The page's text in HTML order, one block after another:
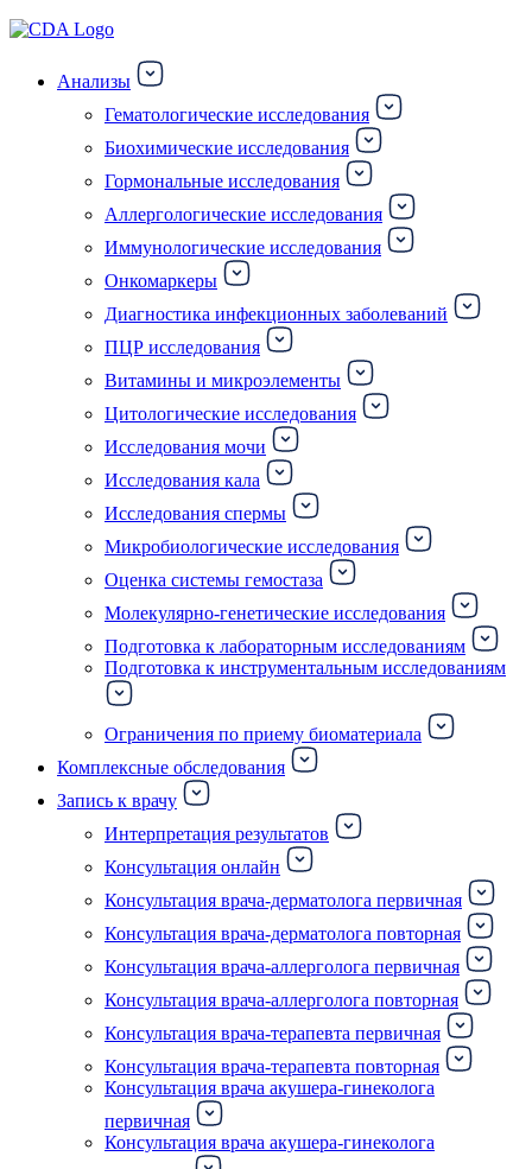
Анализы
Гематологические исследования
Биохимические исследования
Гормональные исследования
Аллергологические исследования
Иммунологические исследования
Онкомаркеры
Диагностика инфекционных заболеваний
ПЦР исследования
Витамины и микроэлементы
Цитологические исследования
Исследования мочи
Исследования кала
Исследования спермы
Микробиологические исследования
Оценка системы гемостаза
Молекулярно-генетические исследования
Подготовка к лабораторным исследованиям
Подготовка к инструментальным исследованиям
Ограничения по приему биоматериала
Комплексные обследования
Запись к врачу
Интерпретация результатов
Консультация онлайн
Консультация врача-дерматолога первичная
Консультация врача-дерматолога повторная
Консультация врача-аллерголога первичная
Консультация врача-аллерголога повторная
Консультация врача-терапевта первичная
Консультация врача-терапевта повторная
Консультация врача акушера-гинеколога
первичная
Консультация врача акушера-гинеколога